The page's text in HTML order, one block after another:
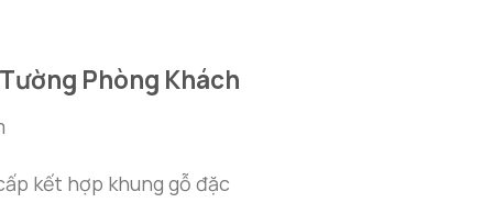
Phòng Khách
kết hợp khung gỗ đặc